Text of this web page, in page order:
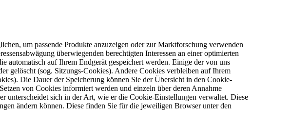
um passende Produkte anzuzeigen oder zur Marktforschung verwenden
überwiegenden berechtigten Interessen an einer optimierten
auf Ihrem Endgerät gespeichert werden. Einige der von uns
gelöscht (sog. Sitzungs-Cookies). Andere Cookies verbleiben auf Ihrem
Die Dauer der Speicherung können Sie der Übersicht in den Cookie-
von Cookies informiert werden und einzeln über deren Annahme
unterscheidet sich in der Art, wie er die Cookie-Einstellungen verwaltet. Diese
ändern können. Diese finden Sie für die jeweiligen Browser unter den